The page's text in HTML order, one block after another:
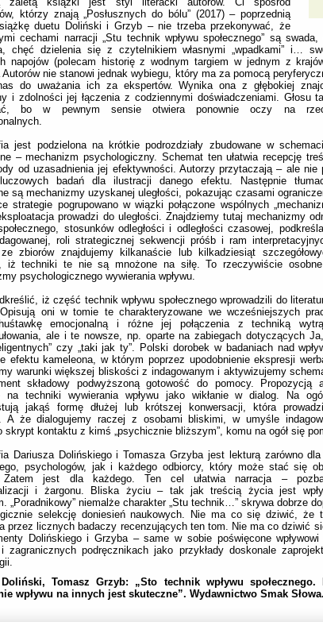
którzy znają „Posłusznych do bólu” (2017) – poprzednią
duetu Doliński i Grzyb – nie trzeba przekonywać, że
cechami narracji „Stu technik wpływu społecznego” są
chęć dzielenia się z czytelnikiem własnymi „wpadkami” i…
napojów (polecam historię z wodnym targiem w jednym z
Autorów nie stanowi jednak wybiegu, który ma za pomocą
do uważania ich za ekspertów. Wynika ona z głębokiej
i zdolności jej łączenia z codziennymi doświadczeniami. Głosu
bo w pewnym sensie otwiera ponownie oczy na
jest podzielona na krótkie podrozdziały zbudowane w
– mechanizm psychologiczny. Schemat ten ułatwia recepcję
od uzasadnienia jej efektywności. Autorzy przytaczają – ale nie
badań dla ilustracji danego efektu. Następnie
są mechanizmy uzyskanej uległości, pokazując czasami
strategie pogrupowano w wiązki połączone wspólnych
prowadzi do uległości. Znajdziemy tutaj mechanizmy
stosunków odległości i odległości czasowej,
roli strategicznej sekwencji próśb i ram
zbiorów znajdujemy kilkanaście lub kilkadziesiąt
iż techniki te nie są mnożone na siłę. To rzeczywiście osobne
psychologicznego wywierania wpływu.
iż część technik wpływu społecznego wprowadzili do
oni w tomie te charakteryzowane we wcześniejszych
emocjonalną i różne jej połączenia z techniką
ale i te nowsze, np. oparte na zabiegach dotyczących
czy „taki jak ty”. Polski dorobek w badaniach nad
efektu kameleona, w którym poprzez upodobnienie ekspresji
warunki większej bliskości z indagowanym i aktywizujemy
składowy podwyższoną gotowość do pomocy. Propozycją
na techniki wywierania wpływu jako wikłanie w dialog. Na
jakąś formę dłużej lub krótszej konwersacji, która
A że dialogujemy raczej z osobami bliskimi, w umyśle
skrypt kontaktu z kimś „psychicznie bliższym”, komu na ogół się
Dariusza Dolińskiego i Tomasza Grzyba jest lekturą zarówno dla
psychologów, jak i każdego odbiorcy, który może stać się
Zatem jest dla każdego. Ten cel ułatwia narracja –
i żargonu. Bliska życiu – tak jak treścią życia jest
„Poradnikowy” niemalże charakter „Stu technik…” skrywa dobrze
selekcję doniesień naukowych. Nie ma co się dziwić, że
przez licznych badaczy recenzujących ten tom. Nie ma co dziwić
Dolińskiego i Grzyba – same w sobie poświęcone
zagranicznych podręcznikach jako przykłady doskonale
Doliński, Tomasz Grzyb: „Sto technik wpływu
wpływu na innych jest skuteczne”. Wydawnictwo Smak